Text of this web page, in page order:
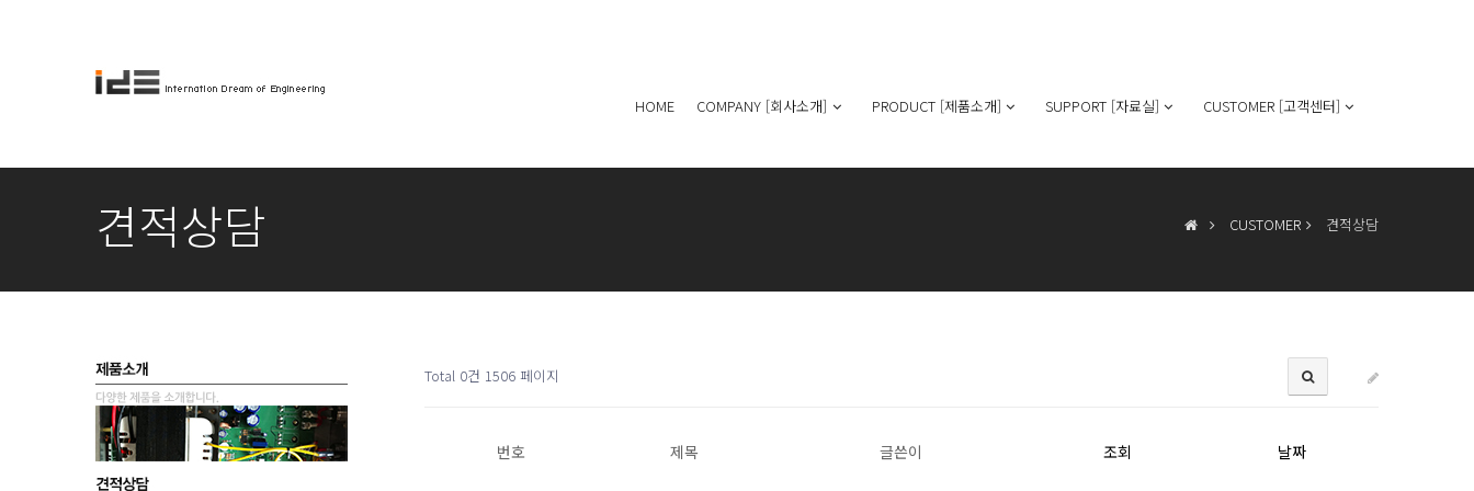
HOME COMPANY [회사소개] PRODUCT [제품소개] SUPPORT [자료실] CUSTOMER [고객센터]
견적상담 CUSTOMER 견적상담
Total 0건 1506 페이지
번호 제목 글쓴이 조회 날짜